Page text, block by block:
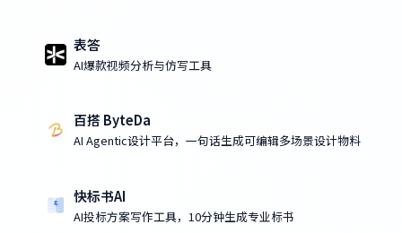
表答
AI爆款视频分析与仿写工具
百搭 ByteDa
AI Agentic设计平台，一句话生成可编辑多场景设计物料
快标书AI
AI投标方案写作工具，10分钟生成专业标书